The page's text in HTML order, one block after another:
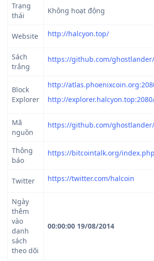
Trạng
thái
Không hoạt động
Website http://halcyon.top/
Sách
trắng
https://github.com/
Block
Explorer
http://
http://
Mã
nguồn
https://github.com/
Thông
báo
https://bitcointalk.org/
Twitter https://twitter.com/halcoin
Ngày
thêm
vào
danh
sách
theo dõi
00:00:00 19/08/2014